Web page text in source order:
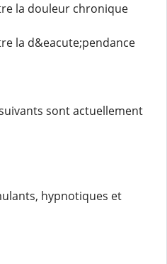
la douleur chronique
la d&eacute;pendance
sont actuellement
hypnotiques et